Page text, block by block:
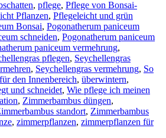
, pflege, Pflege von Bonsai-
Pflanzen, Pflegeleicht und grün
Bonsai, Pogonatherum paniceum
schneiden, Pogonatherum paniceum
paniceum vermehrung,
pflegen, Seychellengras
, Seychellengras vermehrung, So
den Innenbereich, überwintern,
und schneidet, Wie pflege ich meinen
, Zimmerbambus düngen,
standort, Zimmerbambus
, zimmerpflanzen, zimmerpflanzen für